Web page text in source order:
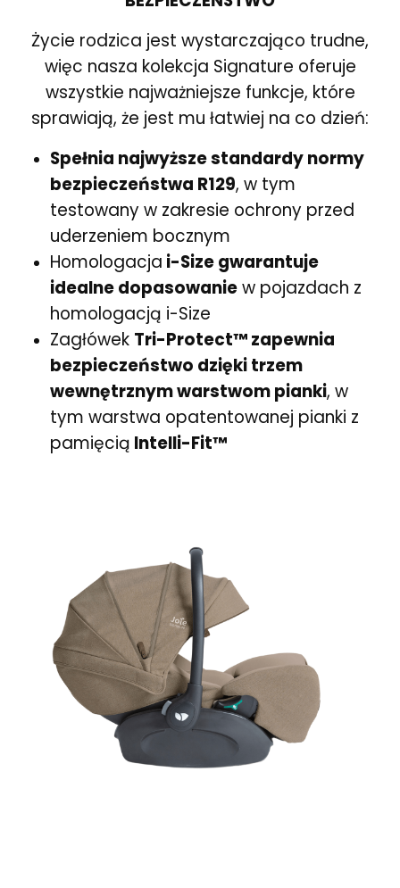
Życie rodzica jest wystarczająco trudne,
więc nasza kolekcja Signature oferuje
wszystkie najważniejsze funkcje, które
sprawiają, że jest mu łatwiej na co dzień:
Spełnia najwyższe standardy normy
bezpieczeństwa R129, w tym
testowany w zakresie ochrony przed
uderzeniem bocznym
Homologacja i-Size gwarantuje
idealne dopasowaniew pojazdach z
homologacją i-Size
Zagłówek Tri-Protect™ zapewnia
bezpieczeństwo dzięki trzem
wewnętrznym warstwom pianki, w
tym warstwa opatentowanej pianki z
pamięcią Intelli-Fit™